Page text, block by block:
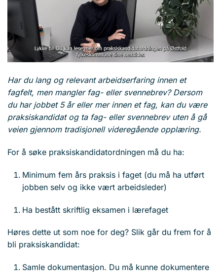
Har du lang og relevant arbeidserfaring innen et
fagfelt, men mangler fag- eller svennebrev? Dersom
du har jobbet 5 år eller mer innen et fag, kan du være
praksiskandidat og ta fag- eller svennebrev uten å gå
veien gjennom tradisjonell videregående opplæring.
For å søke praksiskandidatordningen må du ha:
Minimum fem års praksis i faget (du må ha utført
jobben selv og ikke vært arbeidsleder)
Ha bestått skriftlig eksamen i lærefaget
Høres dette ut som noe for deg? Slik går du frem for å
bli praksiskandidat:
Samle dokumentasjon. Du må kunne dokumentere